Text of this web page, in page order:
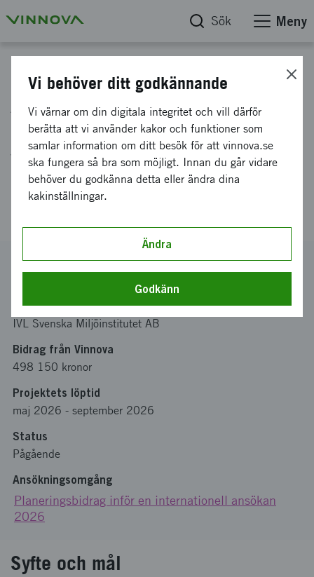
Sök Meny
AQUANOVA - Nya
konverterings- och
valoriseringsprocesser för
marin biomassa till avancerade
kompositmaterial
Diarienummer
Koordinator
IVL Svenska Miljöinstitutet AB
Bidrag från Vinnova
498 150 kronor
Projektets löptid
maj 2026 - september 2026
Status
Pågående
Ansökningsomgång
Planeringsbidrag inför en internationell ansökan
2026
Syfte och mål
Vi behöver ditt godkännande
Vi värnar om din digitala integritet och vill därför
berätta att vi använder kakor och funktioner som
samlar information om ditt besök för att vinnova.se
ska fungera så bra som möjligt. Innan du går vidare
behöver du godkänna detta eller ändra dina
kakinställningar.
Ändra
Godkänn